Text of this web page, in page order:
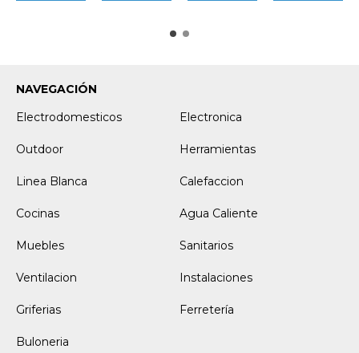
NAVEGACIÓN
Electrodomesticos
Electronica
Outdoor Herramientas
Linea Blanca Calefaccion
Cocinas Agua Caliente
Muebles Sanitarios
Ventilacion Instalaciones
Griferias Ferretería
Buloneria